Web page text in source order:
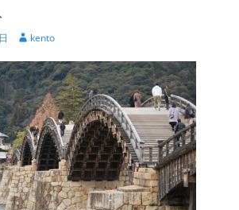
投
者
kento